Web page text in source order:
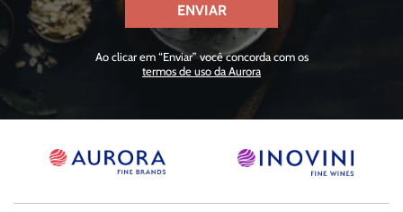
ENVIAR
Ao clicar em “Enviar” você concorda com os
termos de uso da Aurora